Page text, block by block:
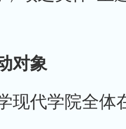
象
现代学院全体